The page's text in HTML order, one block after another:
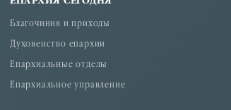
Благочиния и приходы
Духовенство епархии
Епархиальные отделы
Епархиальное управление